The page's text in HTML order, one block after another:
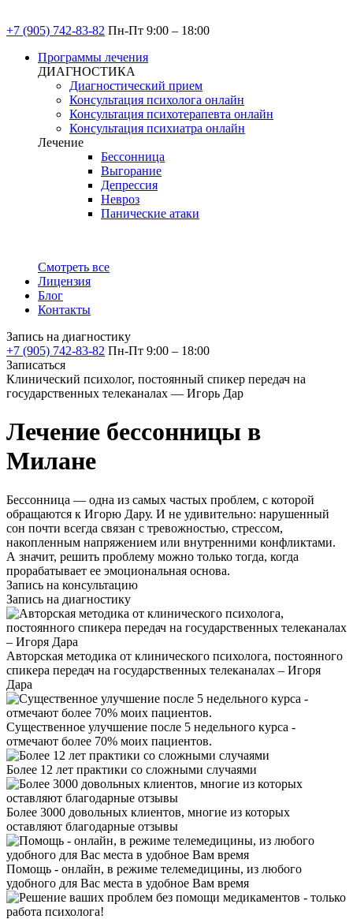
+7 (905) 742-83-82 Пн-Пт 9:00 – 18:00
Программы лечения
ДИАГНОСТИКА
Диагностический прием
Консультация психолога онлайн
Консультация психотерапевта онлайн
Консультация психиатра онлайн
Лечение
Бессонница
Выгорание
Депрессия
Невроз
Панические атаки
Смотреть все
Лицензия
Блог
Контакты
Запись на диагностику
+7 (905) 742-83-82 Пн-Пт 9:00 – 18:00
Записаться
Клинический психолог, постоянный спикер передач на
государственных телеканалах — Игорь Дар
Лечение бессонницы в
Милане
Бессонница — одна из самых частых проблем, с которой
обращаются к Игорю Дару. И не удивительно: нарушенный
сон почти всегда связан с тревожностью, стрессом,
накопленным напряжением или внутренними конфликтами.
А значит, решить проблему можно только тогда, когда
прорабатывает ее эмоциональная основа.
Запись на консультацию
Запись на диагностику
Авторская методика от клинического психолога, постоянного
спикера передач на государственных телеканалах – Игоря
Дара
Существенное улучшение после 5 недельного курса -
отмечают более 70% моих пациентов.
Более 12 лет практики со сложными случаями
Более 3000 довольных клиентов, многие из которых
оставляют благодарные отзывы
Помощь - онлайн, в режиме телемедицины, из любого
удобного для Вас места в удобное Вам время